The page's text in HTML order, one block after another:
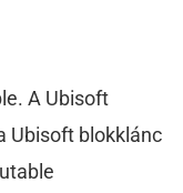
A Ubisoft
Ubisoft blokklánc